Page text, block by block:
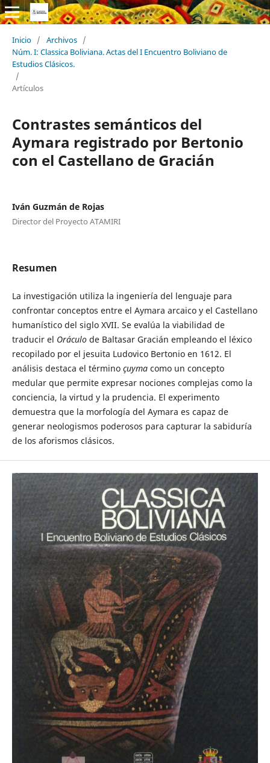
Inicio / Archivos /
Núm. I: Classica Boliviana. Actas del I Encuentro Boliviano de
Estudios Clásicos.
/
Artículos
Contrastes semánticos del
Aymara registrado por Bertonio
con el Castellano de Gracián
Iván Guzmán de Rojas
Director del Proyecto ATAMIRI
Resumen
La investigación utiliza la ingeniería del lenguaje para
confrontar conceptos entre el Aymara arcaico y el Castellano
humanístico del siglo XVII. Se evalúa la viabilidad de
traducir el Oráculo de Baltasar Gracián empleando el léxico
recopilado por el jesuita Ludovico Bertonio en 1612. El
análisis destaca el término çuyma como un concepto
medular que permite expresar nociones complejas como la
conciencia, la virtud y la prudencia. El experimento
demuestra que la morfología del Aymara es capaz de
generar neologismos poderosos para capturar la sabiduría
de los aforismos clásicos.